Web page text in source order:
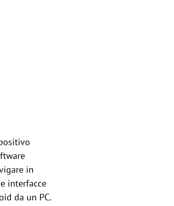
in
interfacce
da un PC.